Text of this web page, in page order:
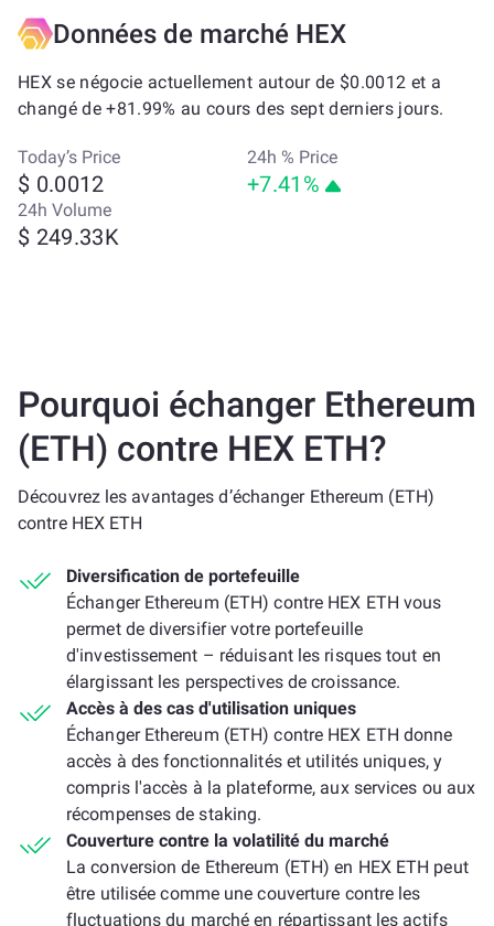
Données de marché HEX
HEX se négocie actuellement autour de $0.0012 et a
changé de +81.99% au cours des sept derniers jours.
Today’s Price
$ 0.0012
24h % Price
+7.41%
24h Volume
$ 249.33K
Pourquoi échanger Ethereum
(ETH) contre HEX ETH?
Découvrez les avantages d’échanger Ethereum (ETH)
contre HEX ETH
Diversification de portefeuille
Échanger Ethereum (ETH) contre HEX ETH vous
permet de diversifier votre portefeuille
d'investissement – réduisant les risques tout en
élargissant les perspectives de croissance.
Accès à des cas d'utilisation uniques
Échanger Ethereum (ETH) contre HEX ETH donne
accès à des fonctionnalités et utilités uniques, y
compris l'accès à la plateforme, aux services ou aux
récompenses de staking.
Couverture contre la volatilité du marché
La conversion de Ethereum (ETH) en HEX ETH peut
être utilisée comme une couverture contre les
fluctuations du marché en répartissant les actifs